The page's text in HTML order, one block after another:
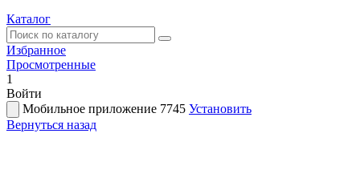
Каталог
Избранное
Просмотренные
1
Войти
Мобильное приложение 7745 Установить
Вернуться назад